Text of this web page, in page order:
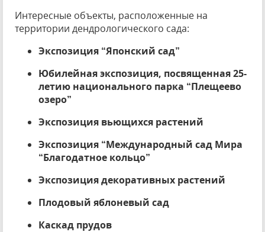
Интересные объекты, расположенные на
территории дендрологического сада:
Экспозиция “Японский сад”
Юбилейная экспозиция, посвященная 25-
летию национального парка “Плещеево
озеро”
Экспозиция вьющихся растений
Экспозиция “Международный сад Мира
“Благодатное кольцо”
Экспозиция декоративных растений
Плодовый яблоневый сад
Каскад прудов